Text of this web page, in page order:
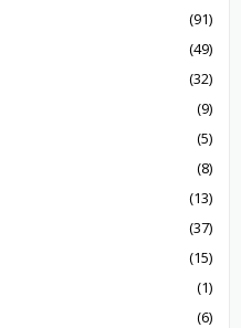
(91)
(49)
(32)
(9)
(5)
(8)
(13)
(37)
(15)
(1)
(6)